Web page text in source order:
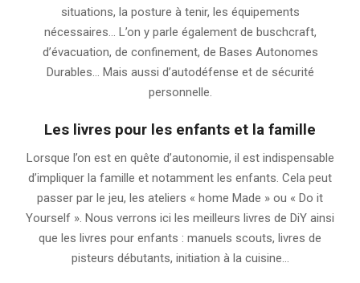
situations, la posture à tenir, les équipements
nécessaires… L’on y parle également de buschcraft,
d’évacuation, de confinement, de Bases Autonomes
Durables… Mais aussi d’autodéfense et de sécurité
personnelle.
Les livres pour les enfants et la famille
Lorsque l’on est en quête d’autonomie, il est indispensable
d’impliquer la famille et notamment les enfants. Cela peut
passer par le jeu, les ateliers « home Made » ou « Do it
Yourself ». Nous verrons ici les meilleurs livres de DiY ainsi
que les livres pour enfants : manuels scouts, livres de
pisteurs débutants, initiation à la cuisine…